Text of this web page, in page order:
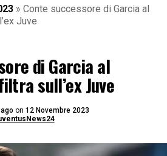
» Conte successore di Garcia al
Juve
di Garcia al
sull’ex Juve
on 12 Novembre 2023